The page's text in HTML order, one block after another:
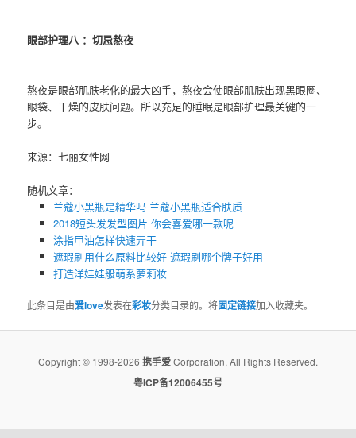
眼部护理八 ：切忌熬夜
熬夜是眼部肌肤老化的最大凶手，熬夜会使眼部肌肤出现黑眼圈、
眼袋、干燥的皮肤问题。所以充足的睡眠是眼部护理最关键的一
步。
来源：七丽女性网
随机文章：
兰蔻小黑瓶是精华吗 兰蔻小黑瓶适合肤质
2018短头发发型图片 你会喜爱哪一款呢
涂指甲油怎样快速弄干
遮瑕刷用什么原料比较好 遮瑕刷哪个牌子好用
打造洋娃娃般萌系萝莉妆
此条目是由爱love发表在彩妆分类目录的。将固定链接加入收藏夹。
Copyright © 1998-2026 携手爱Corporation, All Rights Reserved.
粤ICP备12006455号